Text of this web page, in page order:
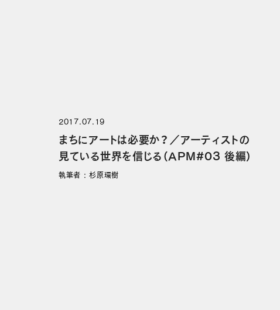
2017.07.19
まちにアートは必要か？／アーティストの
見ている世界を信じる（APM#03 後編）
執筆者 : 杉原環樹